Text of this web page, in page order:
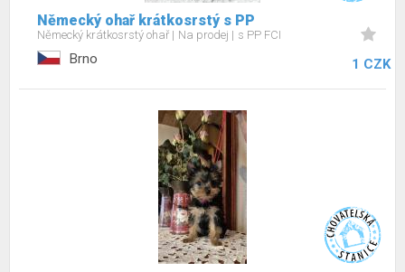
Německý ohař krátkosrstý s PP
Německý krátkosrstý ohař Na prodej s PP FCI
Brno 1 CZK